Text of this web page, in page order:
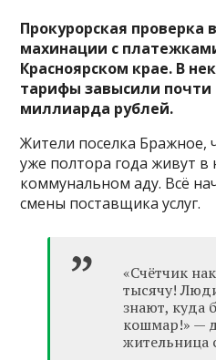
Прокурорская проверка
махинации с
Красноярском крае. В
тарифы завысили почти
миллиарда рублей.
Жители поселка Бражное,
уже полтора года живут в
коммунальном аду. Всё
смены поставщика услуг.
«Счётчик
тысячу!
знают, куда
кошмар!» —
жительница